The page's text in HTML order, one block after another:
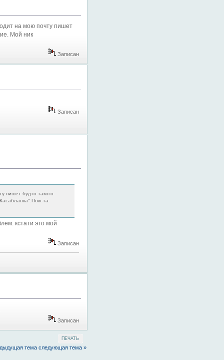
на мою почту пишет
Мой ник
Записан
Записан
пишет будто такого
та
кстати это мой
Записан
Записан
ПЕЧАТЬ
тема следующая тема »